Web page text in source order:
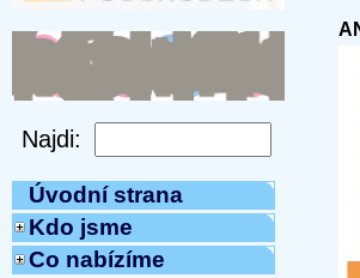
Úvodní strana
Kdo jsme
Co nabízíme